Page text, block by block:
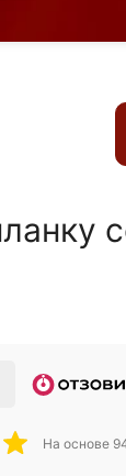
На основе